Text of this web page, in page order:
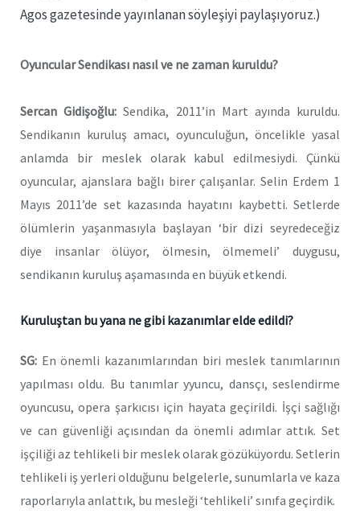
Agos gazetesinde yayınlanan söyleşiyi paylaşıyoruz.)
Oyuncular Sendikası nasıl ve ne zaman kuruldu?
Sercan Gidişoğlu: Sendika, 2011’in Mart ayında kuruldu.
Sendikanın kuruluş amacı, oyunculuğun, öncelikle yasal
anlamda bir meslek olarak kabul edilmesiydi. Çünkü
oyuncular, ajanslara bağlı birer çalışanlar. Selin Erdem 1
Mayıs 2011’de set kazasında hayatını kaybetti. Setlerde
ölümlerin yaşanmasıyla başlayan ‘bir dizi seyredeceğiz
diye insanlar ölüyor, ölmesin, ölmemeli’ duygusu,
sendikanın kuruluş aşamasında en büyük etkendi.
Kuruluştan bu yana ne gibi kazanımlar elde edildi?
SG: En önemli kazanımlarından biri meslek tanımlarının
yapılması oldu. Bu tanımlar yyuncu, dansçı, seslendirme
oyuncusu, opera şarkıcısı için hayata geçirildi. İşçi sağlığı
ve can güvenliği açısından da önemli adımlar attık. Set
işçiliği az tehlikeli bir meslek olarak gözüküyordu. Setlerin
tehlikeli iş yerleri olduğunu belgelerle, sunumlarla ve kaza
raporlarıyla anlattık, bu mesleği ‘tehlikeli’ sınıfa geçirdik.